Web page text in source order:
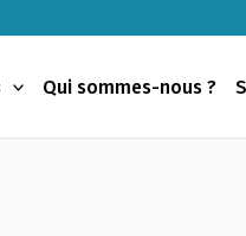
Qui sommes-nous ?